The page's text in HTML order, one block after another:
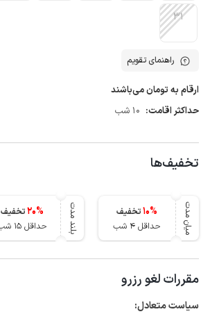
31
راهنمای تقویم
ارقام به تومان می‌باشند
حداکثر اقامت: 10 شب
تخفیف‌ها
میان مدت 10%
تخفیف
حداقل 4 شب
بلند مدت 20%
تخفیف
حداقل 15 شب
مقررات لغو رزرو
سیاست متعادل: